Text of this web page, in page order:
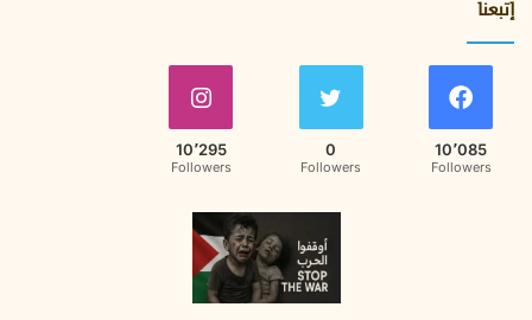
إتبعنا
10٬085
Followers
0
Followers
10٬295
Followers